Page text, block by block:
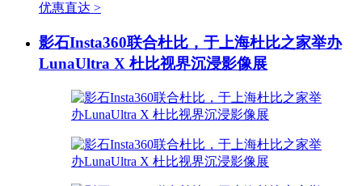
优惠直达 >
影石Insta360联合杜比，于上海杜比之家举办
LunaUltra X 杜比视界沉浸影像展